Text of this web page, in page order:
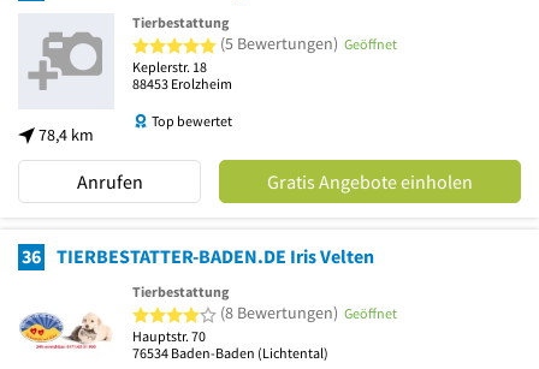
78,4 km
Tierbestattung
5 von 5 Sternen
(5 Bewertungen) Geöffnet
Keplerstr. 18
88453 Erolzheim
Top bewertet
Anrufen Gratis Angebote einholen
36 TIERBESTATTER-BADEN.DE Iris Velten
Tierbestattung
4 von 5 Sternen
(8 Bewertungen) Geöffnet
Hauptstr. 70
76534 Baden-Baden (Lichtental)